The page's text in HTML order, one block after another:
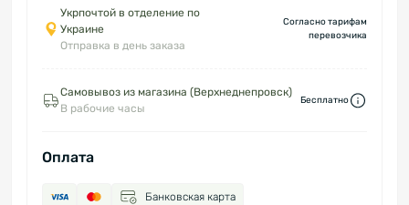
Укрпочтой в отделение по
Украине
Отправка в день заказа
Согласно тарифам
перевозчика
Самовывоз из магазина (Верхнеднепровск)
В рабочие часы
Бесплатно
Оплата
Банковская карта